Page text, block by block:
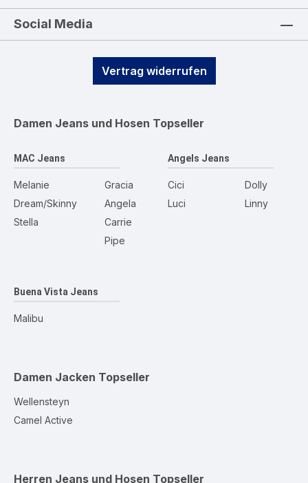
Social Media
Vertrag widerrufen
Damen Jeans und Hosen Topseller
MAC Jeans
Melanie
Dream/Skinny
Stella
Gracia
Angela
Carrie
Pipe
Angels Jeans
Cici
Luci
Dolly
Linny
Buena Vista Jeans
Malibu
Damen Jacken Topseller
Wellensteyn
Camel Active
Herren Jeans und Hosen Topseller